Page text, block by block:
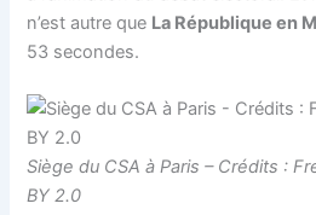
n’est autre que La République en
53 secondes.
Siège du CSA à Paris – Crédits :
BY 2.0